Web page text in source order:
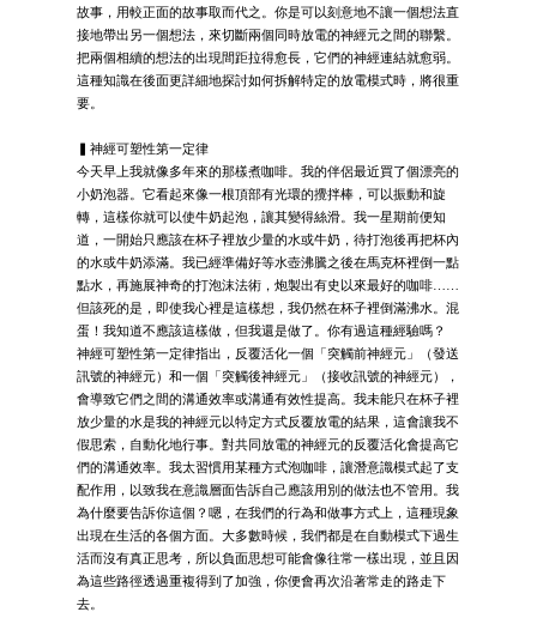
故事，用較正面的故事取而代之。你是可以刻意地不讓一個想法直
接地帶出另一個想法，來切斷兩個同時放電的神經元之間的聯繫。
把兩個相續的想法的出現間距拉得愈長，它們的神經連結就愈弱。
這種知識在後面更詳細地探討如何拆解特定的放電模式時，將很重
要。
▍神經可塑性第一定律
今天早上我就像多年來的那樣煮咖啡。我的伴侶最近買了個漂亮的
小奶泡器。它看起來像一根頂部有光環的攪拌棒，可以振動和旋
轉，這樣你就可以使牛奶起泡，讓其變得絲滑。我一星期前便知
道，一開始只應該在杯子裡放少量的水或牛奶，待打泡後再把杯內
的水或牛奶添滿。我已經準備好等水壺沸騰之後在馬克杯裡倒一點
點水，再施展神奇的打泡沫法術，炮製出有史以來最好的咖啡……
但該死的是，即使我心裡是這樣想，我仍然在杯子裡倒滿沸水。混
蛋！我知道不應該這樣做，但我還是做了。你有過這種經驗嗎？
神經可塑性第一定律指出，反覆活化一個「突觸前神經元」（發送
訊號的神經元）和一個「突觸後神經元」（接收訊號的神經元），
會導致它們之間的溝通效率或溝通有效性提高。我未能只在杯子裡
放少量的水是我的神經元以特定方式反覆放電的結果，這會讓我不
假思索，自動化地行事。對共同放電的神經元的反覆活化會提高它
們的溝通效率。我太習慣用某種方式泡咖啡，讓潛意識模式起了支
配作用，以致我在意識層面告訴自己應該用別的做法也不管用。我
為什麼要告訴你這個？嗯，在我們的行為和做事方式上，這種現象
出現在生活的各個方面。大多數時候，我們都是在自動模式下過生
活而沒有真正思考，所以負面思想可能會像往常一樣出現，並且因
為這些路徑透過重複得到了加強，你便會再次沿著常走的路走下
去。